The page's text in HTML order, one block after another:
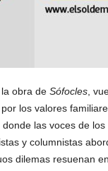
obra de Sófocles,
los valores
las voces de
y columnistas
dilemas resuenan